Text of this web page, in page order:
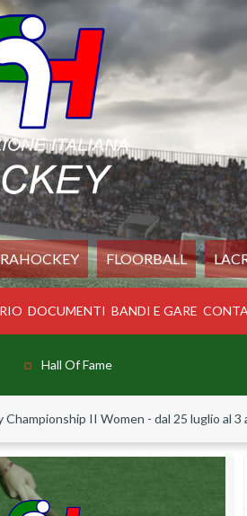
FLOORBALL
DOCUMENTI BANDI E GARE
Hall Of Fame
Championship II Women - dal 25 luglio al